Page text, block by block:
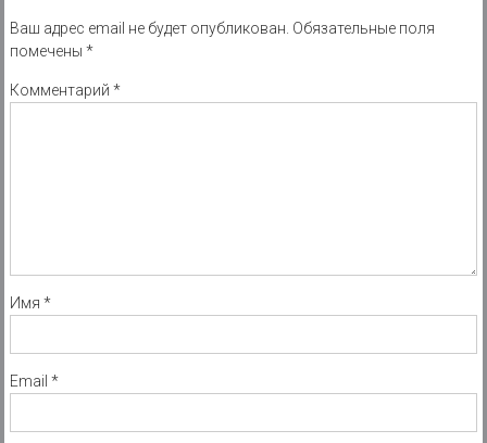
Ваш адрес email не будет опубликован. Обязательные поля
помечены *
Комментарий *
Имя *
Email *